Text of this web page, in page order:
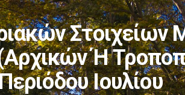
Στοιχείων
Ή
Ιουλίου